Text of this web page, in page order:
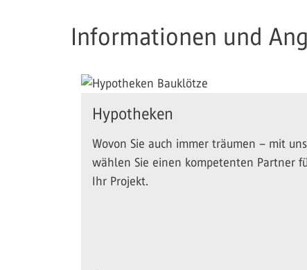
Informationen und
Hypotheken
Wovon Sie auch immer träumen – mit uns
wählen Sie einen kompetenten Partner
Ihr Projekt.